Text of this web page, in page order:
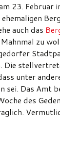
23. Februar
auch das
zu
Die
unter
Das Amt
des